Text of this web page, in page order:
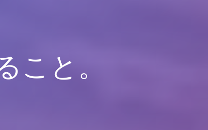
と。